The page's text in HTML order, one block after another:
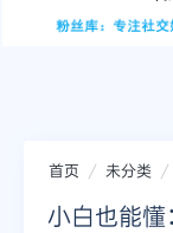
首页 未分类
小白也能